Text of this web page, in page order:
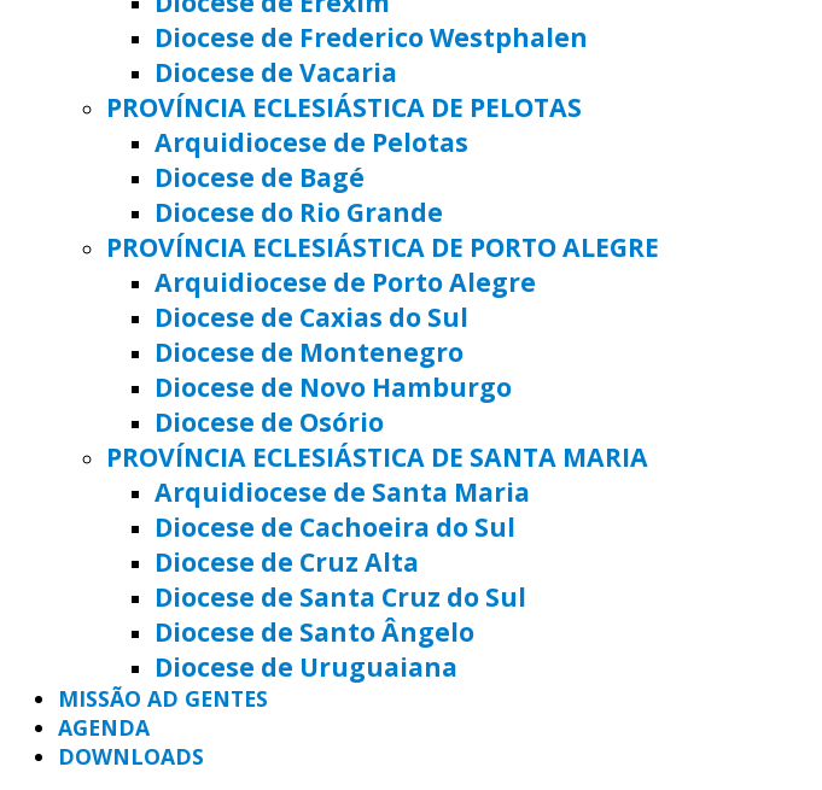
Diocese de Frederico Westphalen
Diocese de Vacaria
PROVÍNCIA ECLESIÁSTICA DE PELOTAS
Arquidiocese de Pelotas
Diocese de Bagé
Diocese do Rio Grande
PROVÍNCIA ECLESIÁSTICA DE PORTO ALEGRE
Arquidiocese de Porto Alegre
Diocese de Caxias do Sul
Diocese de Montenegro
Diocese de Novo Hamburgo
Diocese de Osório
PROVÍNCIA ECLESIÁSTICA DE SANTA MARIA
Arquidiocese de Santa Maria
Diocese de Cachoeira do Sul
Diocese de Cruz Alta
Diocese de Santa Cruz do Sul
Diocese de Santo Ângelo
Diocese de Uruguaiana
MISSÃO AD GENTES
AGENDA
DOWNLOADS